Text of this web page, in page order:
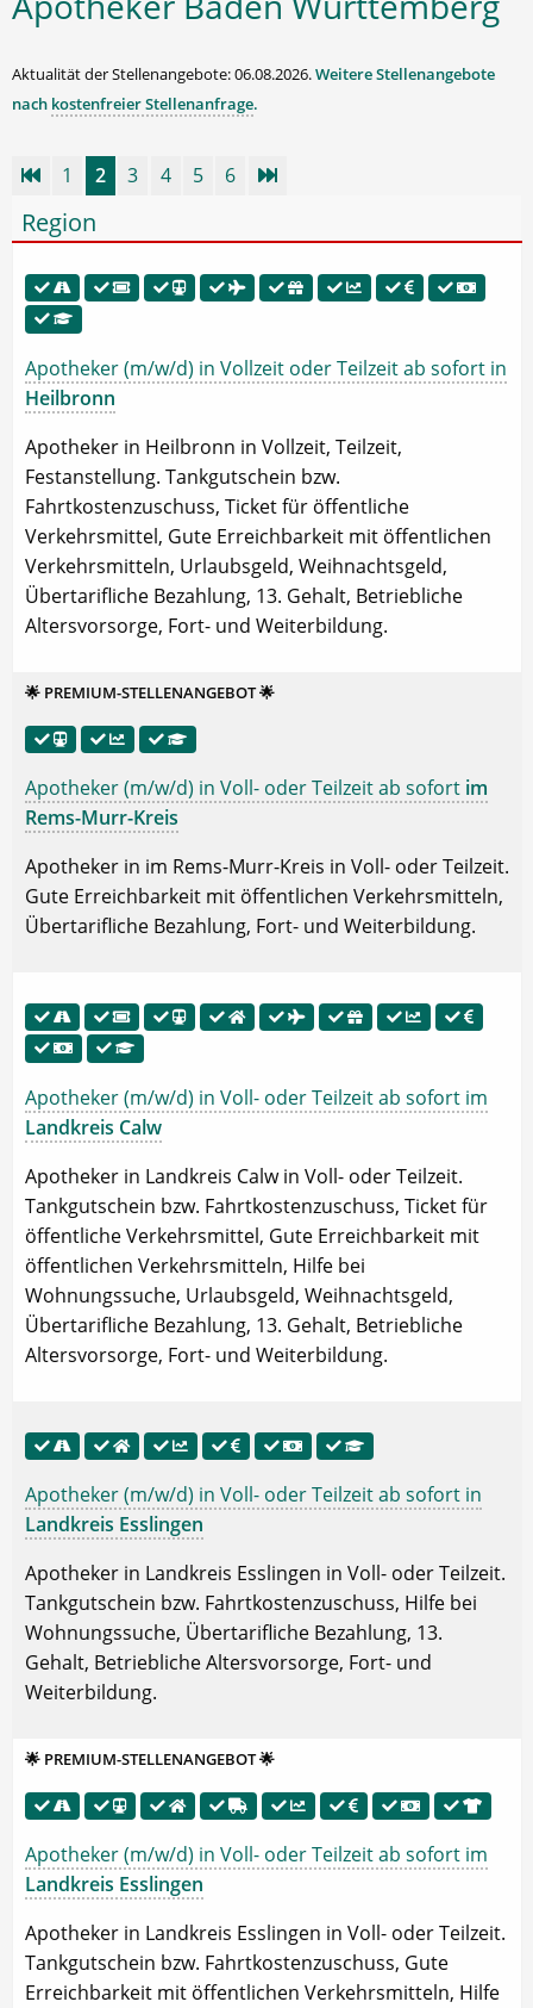
Aktualität der Stellenangebote: 06.08.2026.Weitere Stellenangebote
nach kostenfreier Stellenanfrage.
1 2 3 4 5 6
Region
Apotheker (m/w/d) in Vollzeit oder Teilzeit ab sofort in
Heilbronn
Apotheker in Heilbronn in Vollzeit, Teilzeit,
Festanstellung. Tankgutschein bzw.
Fahrtkostenzuschuss, Ticket für öffentliche
Verkehrsmittel, Gute Erreichbarkeit mit öffentlichen
Verkehrsmitteln, Urlaubsgeld, Weihnachtsgeld,
Übertarifliche Bezahlung, 13. Gehalt, Betriebliche
Altersvorsorge, Fort- und Weiterbildung.
🌟 PREMIUM-STELLENANGEBOT 🌟
Apotheker (m/w/d) in Voll- oder Teilzeit ab sofort im
Rems-Murr-Kreis
Apotheker in im Rems-Murr-Kreis in Voll- oder Teilzeit.
Gute Erreichbarkeit mit öffentlichen Verkehrsmitteln,
Übertarifliche Bezahlung, Fort- und Weiterbildung.
Apotheker (m/w/d) in Voll- oder Teilzeit ab sofort im
Landkreis Calw
Apotheker in Landkreis Calw in Voll- oder Teilzeit.
Tankgutschein bzw. Fahrtkostenzuschuss, Ticket für
öffentliche Verkehrsmittel, Gute Erreichbarkeit mit
öffentlichen Verkehrsmitteln, Hilfe bei
Wohnungssuche, Urlaubsgeld, Weihnachtsgeld,
Übertarifliche Bezahlung, 13. Gehalt, Betriebliche
Altersvorsorge, Fort- und Weiterbildung.
Apotheker (m/w/d) in Voll- oder Teilzeit ab sofort in
Landkreis Esslingen
Apotheker in Landkreis Esslingen in Voll- oder Teilzeit.
Tankgutschein bzw. Fahrtkostenzuschuss, Hilfe bei
Wohnungssuche, Übertarifliche Bezahlung, 13.
Gehalt, Betriebliche Altersvorsorge, Fort- und
Weiterbildung.
🌟 PREMIUM-STELLENANGEBOT 🌟
Apotheker (m/w/d) in Voll- oder Teilzeit ab sofort im
Landkreis Esslingen
Apotheker in Landkreis Esslingen in Voll- oder Teilzeit.
Tankgutschein bzw. Fahrtkostenzuschuss, Gute
Erreichbarkeit mit öffentlichen Verkehrsmitteln, Hilfe